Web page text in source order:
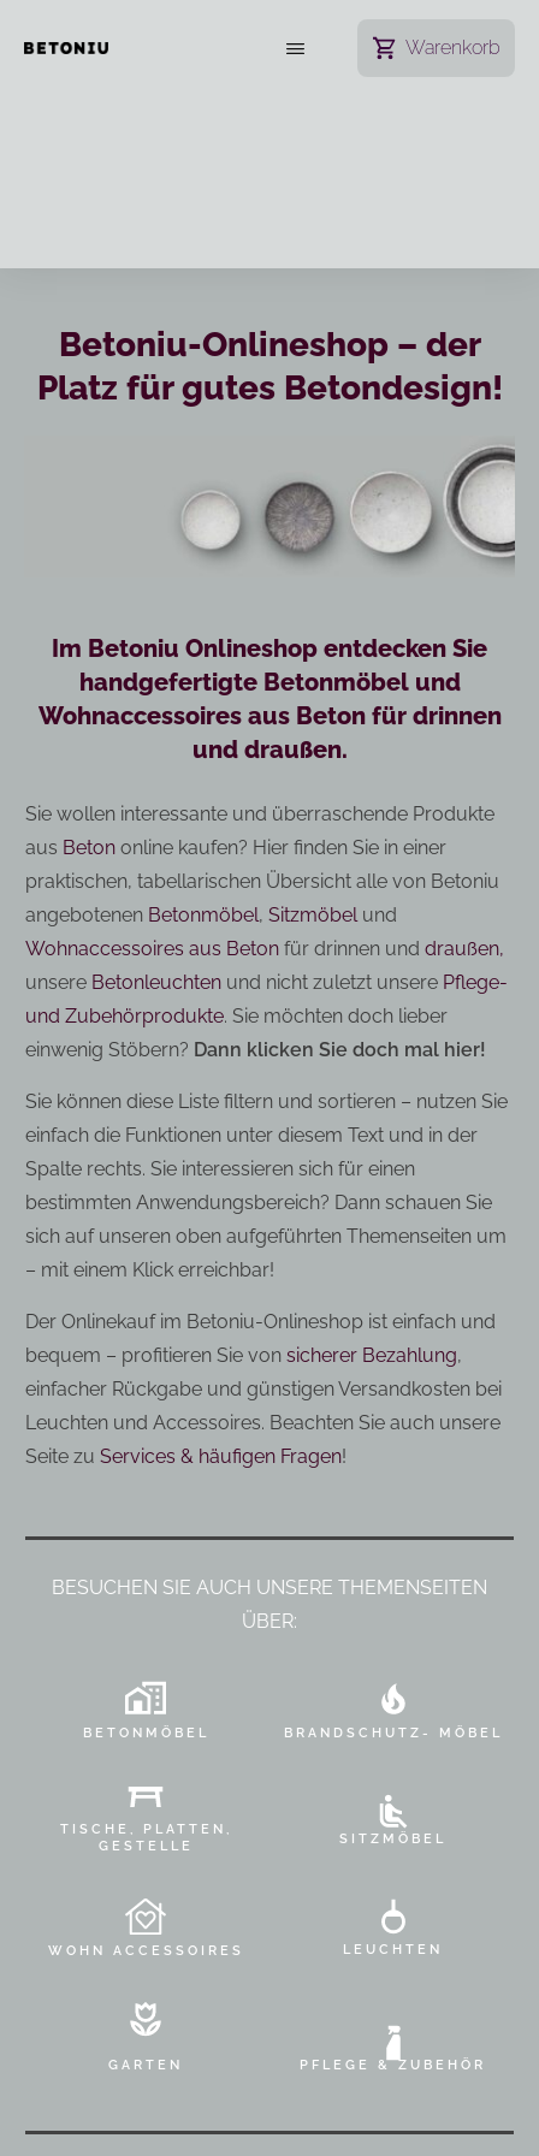
Warenkorb
Betoniu-Onlineshop – der
Platz für gutes Betondesign!
Im Betoniu Onlineshop entdecken Sie
handgefertigte Betonmöbel und
Wohnaccessoires aus Beton für drinnen
und draußen.
Sie wollen interessante und überraschende Produkte
aus Beton online kaufen? Hier finden Sie in einer
praktischen, tabellarischen Übersicht alle von Betoniu
angebotenen Betonmöbel, Sitzmöbel und
Wohnaccessoires aus Beton für drinnen und draußen,
unsere Betonleuchten und nicht zuletzt unsere Pflege-
und Zubehörprodukte. Sie möchten doch lieber
einwenig Stöbern? Dann klicken Sie doch mal hier!
Sie können diese Liste filtern und sortieren – nutzen Sie
einfach die Funktionen unter diesem Text und in der
Spalte rechts. Sie interessieren sich für einen
bestimmten Anwendungsbereich? Dann schauen Sie
sich auf unseren oben aufgeführten Themenseiten um
– mit einem Klick erreichbar!
Der Onlinekauf im Betoniu-Onlineshop ist einfach und
bequem – profitieren Sie von sicherer Bezahlung,
einfacher Rückgabe und günstigen Versandkosten bei
Leuchten und Accessoires. Beachten Sie auch unsere
Seite zu Services & häufigen Fragen!
BESUCHEN SIE AUCH UNSERE THEMENSEITEN
ÜBER:
BETONMÖBEL BRANDSCHUTZ- MÖBEL
TISCHE, PLATTEN,
GESTELLE
SITZMÖBEL
WOHN ACCESSOIRES LEUCHTEN
GARTEN PFLEGE & ZUBEHÖR